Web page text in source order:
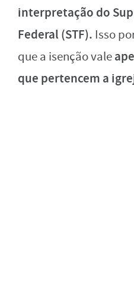
interpretação do
Federal (STF). Isso
que a isenção vale
que pertencem a